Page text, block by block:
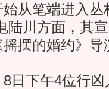
从笔端进入丛
陆川方面，其
摆的婚约》导
下午4位行凶